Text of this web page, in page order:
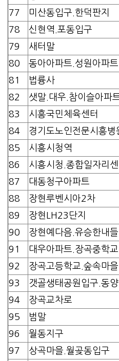
77
미산동입구.한덕판지
78
신현역.포동입구
79
새터말
80
동아아파트.성원아파트
81
법륭사
82
샛말.대우.참이슬아파
83
시흥국민체육센터
84
경기도노인전문시흥병
85
시흥시청역
86
시흥시청.종합일자리센
87
대동청구아파트
88
장현루벤시아2차
89
장현LH23단지
90
장현예다음.유승한내들
91
대우아파트.장곡중학교
92
장곡고등학교.숲속마을
93
갯골생태공원입구.동
94
장곡교차로
95
범말
96
월동지구
97
상곡마을.월곶동입구